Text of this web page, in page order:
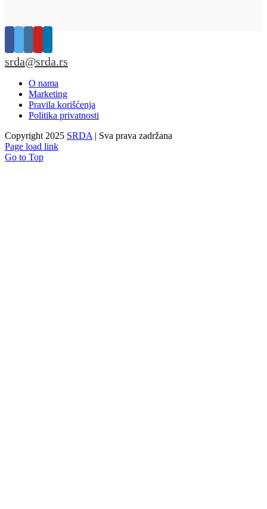
srda@srda.rs
O nama
Marketing
Pravila korišćenja
Politika privatnosti
Copyright 2025 SRDA | Sva prava zadržana
Page load link
Go to Top